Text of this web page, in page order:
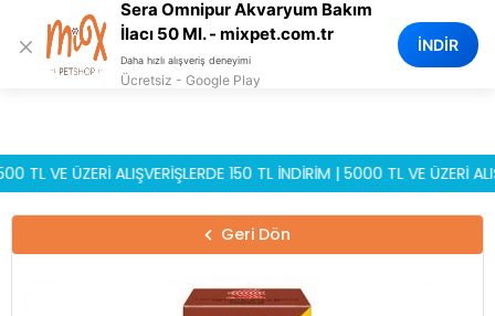
VE ÜZERİ ALIŞVERİŞLERDE 150 TL İNDİRİM | 5000 TL VE ÜZERİ
0
Geri Dön
×
Sera Omnipur Akvaryum Bakım
İlacı 50 Ml. - mixpet.com.tr
Daha hızlı alışveriş deneyimi
Ücretsiz - Google Play
İNDİR